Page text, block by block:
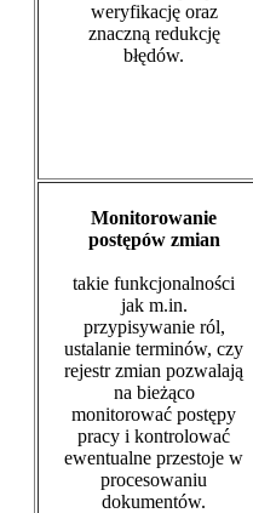
weryfikację oraz
znaczną redukcję
błędów.
Monitorowanie
postępów zmian
takie funkcjonalności
jak m.in.
przypisywanie ról,
ustalanie terminów, czy
rejestr zmian pozwalają
na bieżąco
monitorować postępy
pracy i kontrolować
ewentualne przestoje w
procesowaniu
dokumentów.